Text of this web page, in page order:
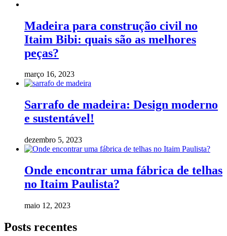
Madeira para construção civil no
Itaim Bibi: quais são as melhores
peças?
março 16, 2023
Sarrafo de madeira: Design moderno
e sustentável!
dezembro 5, 2023
Onde encontrar uma fábrica de telhas
no Itaim Paulista?
maio 12, 2023
Posts recentes